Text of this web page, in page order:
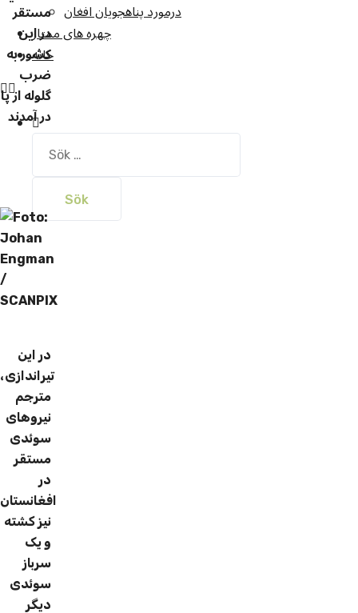
درمورد پناهجويان افغان
چهره های ممتاز
خانه
efter:
مستقر
در این
کشور به
ضرب
گلوله از پا
در آمدند
تیراندازی،
مترجم
نیروهای
سوئدی
مستقر
در
افغانستان
نیز کشته
و یک
سرباز
سوئدی
دیگر